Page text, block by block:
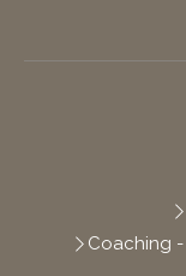
Coaching